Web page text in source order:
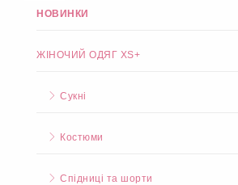
НОВИНКИ
ЖІНОЧИЙ ОДЯГ XS+
Сукні
Костюми
Спідниці та шорти